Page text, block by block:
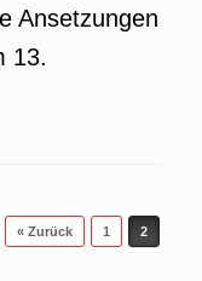
Ansetzungen
13.
« Zurück 1 2